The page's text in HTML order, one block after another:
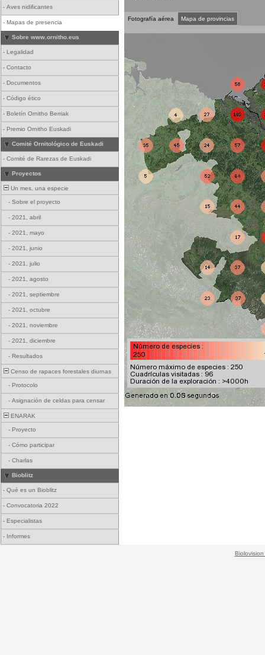
- Aves nidificantes
- Mapas de presencia
Sobre www.ornitho.eus
- Legalidad
- Contacto
- Documentos
- Código ético
- Boletín Ornitho Berriak
- Premio Ornitho Euskadi
Comité Ornitológico de Euskadi
- Comité de Rarezas de Euskadi
Proyectos
Un mes, una especie
- Sobre el proyecto
- 2021, abril
- 2021, mayo
- 2021, junio
- 2021, julio
- 2021, agosto
- 2021, septiembre
- 2021, octubre
- 2021, noviembre
- 2021, diciembre
- Resultados
Censo de rapaces forestales diurnas
- Protocolo
- Asignación de celdas para censar
ENARAK
- Proyecto
- Cómo participar
- Charlas
Bioblitz
- Qué es un Bioblitz
- Convocatoria 2022
- Especialistas
- Informes
Fotografía aérea Mapa de provincias
Biolovision